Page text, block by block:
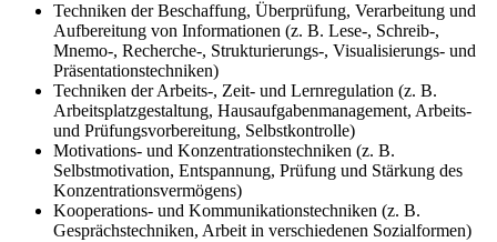
Techniken der Beschaffung, Überprüfung, Verarbeitung und
Aufbereitung von Informationen (z. B. Lese-, Schreib-,
Mnemo-, Recherche-, Strukturierungs-, Visualisierungs- und
Präsentationstechniken)
Techniken der Arbeits-, Zeit- und Lernregulation (z. B.
Arbeitsplatzgestaltung, Hausaufgabenmanagement, Arbeits-
und Prüfungsvorbereitung, Selbstkontrolle)
Motivations- und Konzentrationstechniken (z. B.
Selbstmotivation, Entspannung, Prüfung und Stärkung des
Konzentrationsvermögens)
Kooperations- und Kommunikationstechniken (z. B.
Gesprächstechniken, Arbeit in verschiedenen Sozialformen)